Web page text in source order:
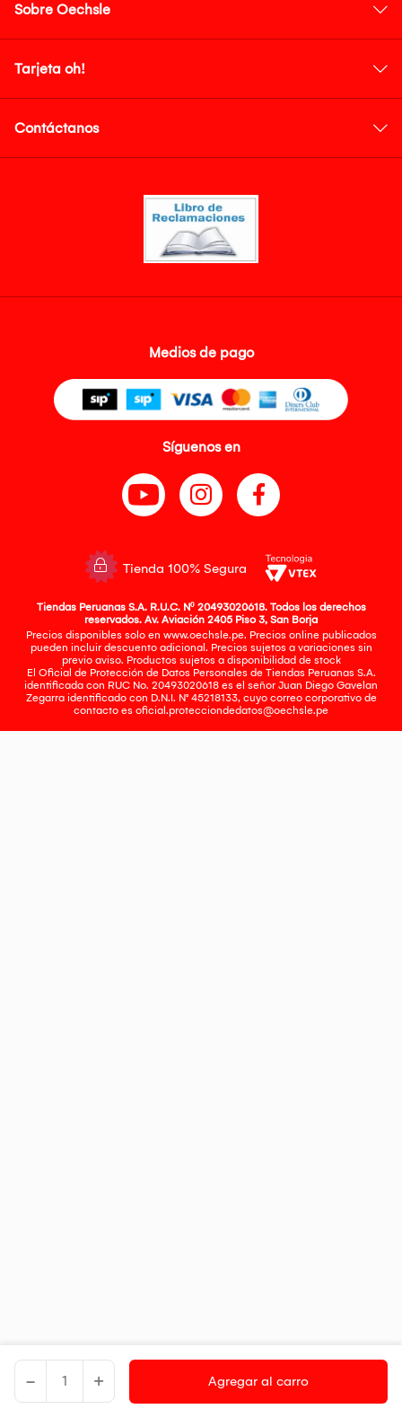
- + Agregar al carro
Sobre Oechsle
Tarjeta oh!
Contáctanos
Medios de pago
Síguenos en
Tienda 100% Segura
Tiendas Peruanas S.A. R.U.C. Nº 20493020618. Todos los derechos
reservados. Av. Aviación 2405 Piso 3, San Borja
Precios disponibles solo en www.oechsle.pe. Precios online publicados
pueden incluir descuento adicional. Precios sujetos a variaciones sin
previo aviso. Productos sujetos a disponibilidad de stock
El Oficial de Protección de Datos Personales de Tiendas Peruanas S.A.
identificada con RUC No. 20493020618 es el señor Juan Diego Gavelan
Zegarra identificado con D.N.I. N° 45218133, cuyo correo corporativo de
contacto es oficial.protecciondedatos@oechsle.pe